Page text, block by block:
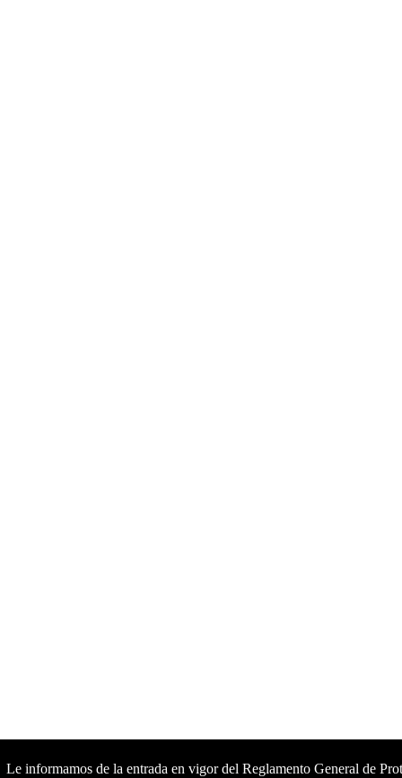
Le informamos de la entrada en vigor del Reglamento General de